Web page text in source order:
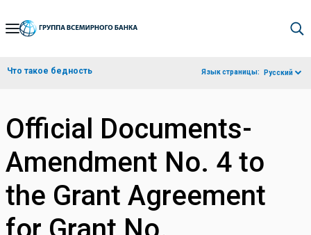
Skip
Navigation
Что такое бедность Язык страницы: Русский
Official Documents-
Amendment No. 4 to
the Grant Agreement